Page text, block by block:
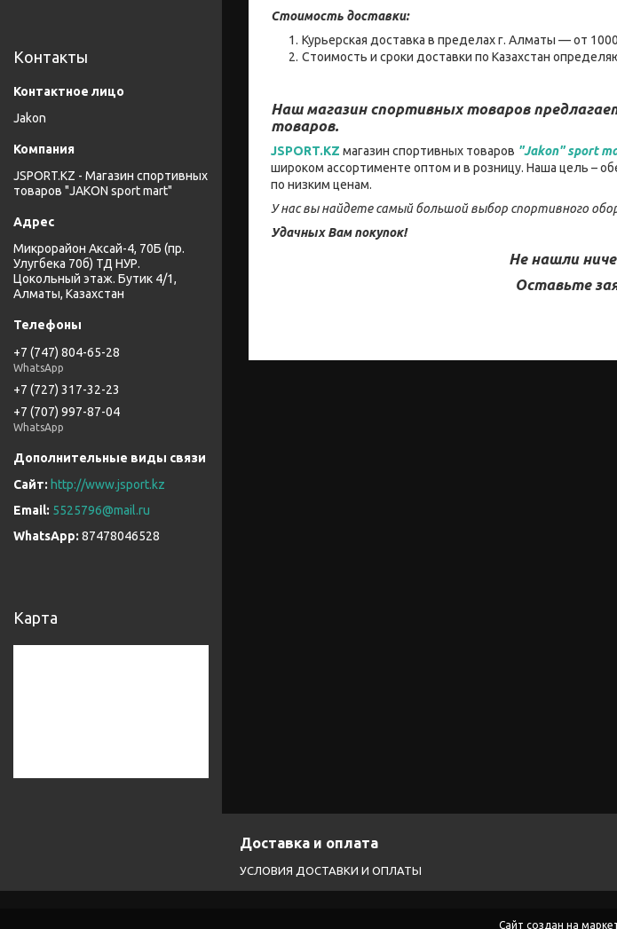
Стоимость доставки:
Курьерская доставка в пределах г. Алматы — от
Стоимость и сроки доставки по Казахстан
Наш магазин спортивных товаров
товаров.
JSPORT.KZ магазин спортивных товаров "Jakon" sport
широком ассортименте оптом и в розницу. Наша цель –
по низким ценам.
У нас вы найдете самый большой выбор спортивного
Удачных Вам покупок!
Не нашли
Оставьте
Контакты
Jakon
JSPORT.KZ - Магазин спортивных
товаров "JAKON sport mart"
Микрорайон Аксай-4, 70Б (пр.
Улугбека 70б) ТД НУР.
Цокольный этаж. Бутик 4/1,
Алматы, Казахстан
+7 (747) 804-65-28
WhatsApp
+7 (727) 317-32-23
+7 (707) 997-87-04
WhatsApp
http://www.jsport.kz
5525796@mail.ru
87478046528
Карта
Доставка и оплата
УСЛОВИЯ ДОСТАВКИ И ОПЛАТЫ
Сайт создан на